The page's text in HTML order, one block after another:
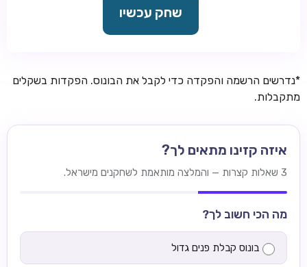
שחק עכשיו
*נדרשים הרשמה והפקדה כדי לקבל את הבונוס. הפקדות בשקלים
מתקבלות.
איזה קזינו מתאים לך?
3 שאלות קצרות — והמלצה מותאמת לשחקנים מישראל.
מה הכי חשוב לך?
בונוס קבלת פנים גדול